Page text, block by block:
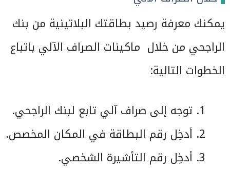
يمكنك معرفة رصيد بطاقتك البلاتينية من بنك
الراجحي من خلال ماكينات الصراف الآلي باتباع
الخطوات التالية:
توجه إلى صراف آلي تابع لبنك الراجحي.
أدخِل رقم البطاقة في المكان المخصص.
أدخِل رقم التأشيرة الشخصي.